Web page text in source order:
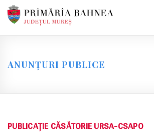
Skip
ANUNȚURI PUBLICE
PUBLICAȚIE CĂSĂTORIE URSA-CSAPO